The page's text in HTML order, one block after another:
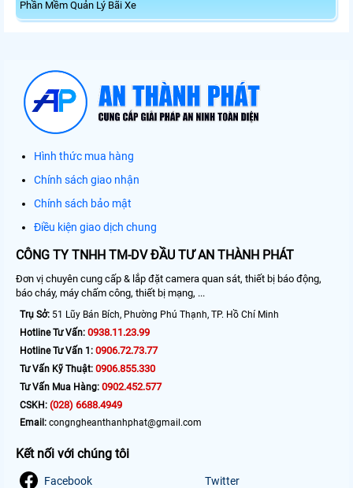
Phần Mềm Quản Lý Bãi Xe
Hình thức mua hàng
Chính sách giao nhận
Chính sách bảo mật
Điều kiện giao dịch chung
CÔNG TY TNHH TM-DV ĐẦU TƯ AN THÀNH PHÁT
Đơn vị chuyên cung cấp & lắp đặt camera quan sát, thiết bị báo động,
báo cháy, máy chấm công, thiết bị mạng, ...
Trụ Sở: 51 Lũy Bán Bích, Phường Phú Thạnh, TP. Hồ Chí Minh
Hotline Tư Vấn: 0938.11.23.99
Hotline Tư Vấn 1: 0906.72.73.77
Tư Vấn Kỹ Thuật: 0906.855.330
Tư Vấn Mua Hàng: 0902.452.577
CSKH: (028) 6688.4949
Email: congngheanthanhphat@gmail.com
Kết nối với chúng tôi
Facebook Twitter